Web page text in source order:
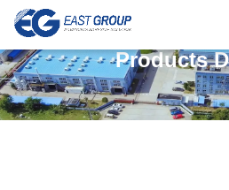
Products